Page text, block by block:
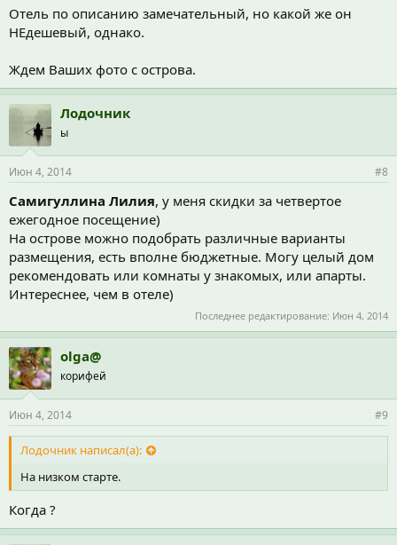
Отель по описанию замечательный, но какой же он
НЕдешевый, однако.
Ждем Ваших фото с острова.
Лодочник
ы
Июн 4, 2014 #8
Самигуллина Лилия, у меня скидки за четвертое
ежегодное посещение)
На острове можно подобрать различные варианты
размещения, есть вполне бюджетные. Могу целый дом
рекомендовать или комнаты у знакомых, или апарты.
Интереснее, чем в отеле)
Последнее редактирование: Июн 4, 2014
olga@
корифей
Июн 4, 2014 #9
Лодочник написал(а):
На низком старте.
Когда ?